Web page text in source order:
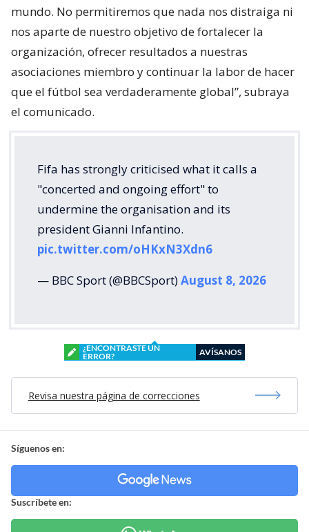
mundo. No permitiremos que nada nos distraiga ni
nos aparte de nuestro objetivo de fortalecer la
organización, ofrecer resultados a nuestras
asociaciones miembro y continuar la labor de hacer
que el fútbol sea verdaderamente global”, subraya
el comunicado.
Fifa has strongly criticised what it calls a
"concerted and ongoing effort" to
undermine the organisation and its
president Gianni Infantino.
pic.twitter.com/oHKxN3Xdn6
— BBC Sport (@BBCSport)August 8, 2026
¿ENCONTRASTE UN
ERROR?
AVÍSANOS
Revisa nuestra página de correcciones
Síguenos en:
Suscríbete en: